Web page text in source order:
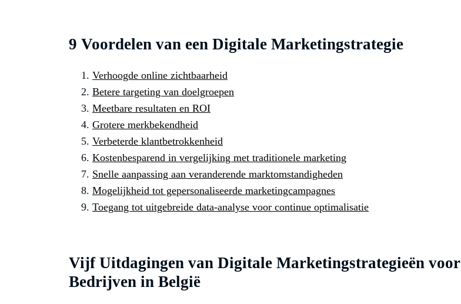
9 Voordelen van een Digitale Marketingstrategie
Verhoogde online zichtbaarheid
Betere targeting van doelgroepen
Meetbare resultaten en ROI
Grotere merkbekendheid
Verbeterde klantbetrokkenheid
Kostenbesparend in vergelijking met traditionele marketing
Snelle aanpassing aan veranderende marktomstandigheden
Mogelijkheid tot gepersonaliseerde marketingcampagnes
Toegang tot uitgebreide data-analyse voor continue optimalisatie
Vijf Uitdagingen van Digitale Marketingstrategieën voor
Bedrijven in België